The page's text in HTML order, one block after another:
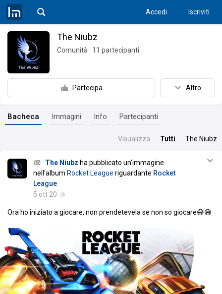
Accedi Iscriviti
The Niubz
Comunità · 11 partecipanti
Partecipa Altro
Bacheca Immagini Info Partecipanti
Visualizza Tutti The Niubz
The Niubz ha pubblicato un'immagine
nell'album Rocket League riguardante Rocket
League
5 ott 20
Ora ho iniziato a giocare, non prendetevela se non so giocare😅😅